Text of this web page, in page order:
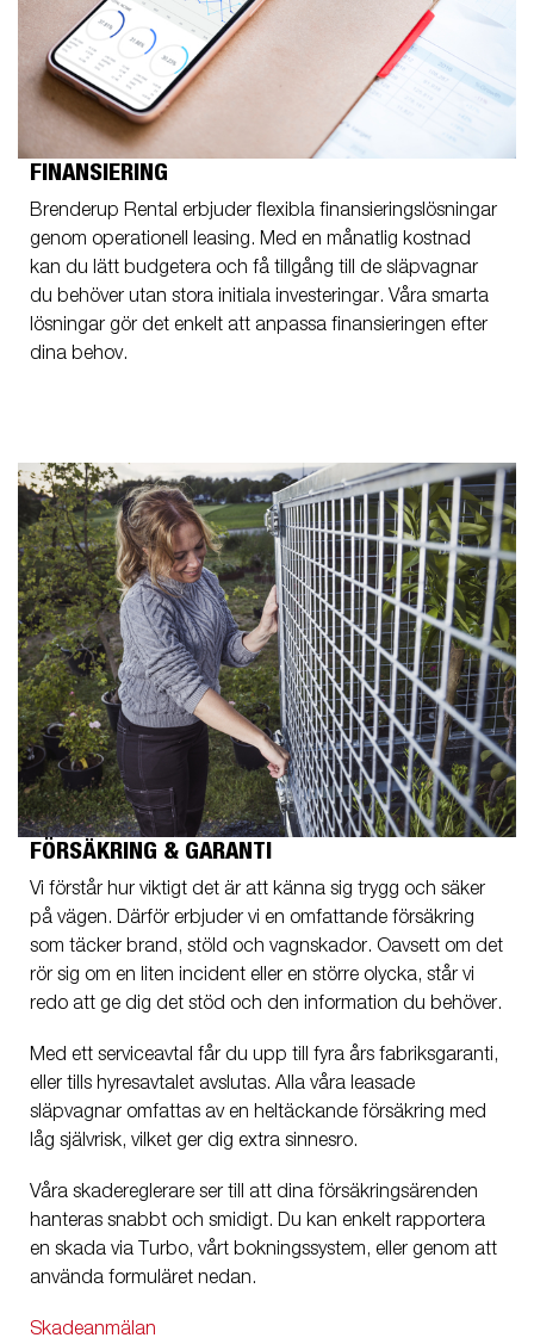
FINANSIERING
Brenderup Rental erbjuder flexibla finansieringslösningar
genom operationell leasing. Med en månatlig kostnad
kan du lätt budgetera och få tillgång till de släpvagnar
du behöver utan stora initiala investeringar. Våra smarta
lösningar gör det enkelt att anpassa finansieringen efter
dina behov.
FÖRSÄKRING & GARANTI
Vi förstår hur viktigt det är att känna sig trygg och säker
på vägen. Därför erbjuder vi en omfattande försäkring
som täcker brand, stöld och vagnskador. Oavsett om det
rör sig om en liten incident eller en större olycka, står vi
redo att ge dig det stöd och den information du behöver.
Med ett serviceavtal får du upp till fyra års fabriksgaranti,
eller tills hyresavtalet avslutas. Alla våra leasade
släpvagnar omfattas av en heltäckande försäkring med
låg självrisk, vilket ger dig extra sinnesro.
Våra skadereglerare ser till att dina försäkringsärenden
hanteras snabbt och smidigt. Du kan enkelt rapportera
en skada via Turbo, vårt bokningssystem, eller genom att
använda formuläret nedan.
Skadeanmälan